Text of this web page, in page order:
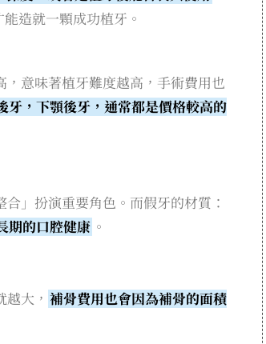
造就一顆成功植牙。
意味著植牙難度越高，手術費用也
牙，下顎後牙，通常都是價格較高的
」扮演重要角色。而假牙的材質：
期的口腔健康 。
大， 補骨費用也會因為補骨的面積